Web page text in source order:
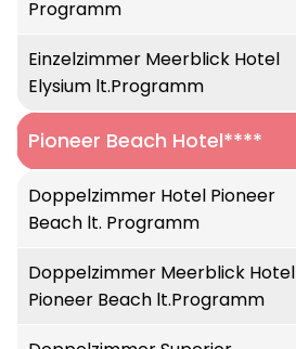
Programm
Einzelzimmer Meerblick Hotel
Elysium lt.Programm
Pioneer Beach Hotel****
Doppelzimmer Hotel Pioneer
Beach lt. Programm
Doppelzimmer Meerblick Hotel
Pioneer Beach lt.Programm